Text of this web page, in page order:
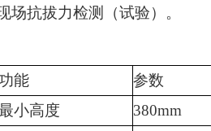
场抗拔力检测（试验）。
能
参数
小高度
380mm